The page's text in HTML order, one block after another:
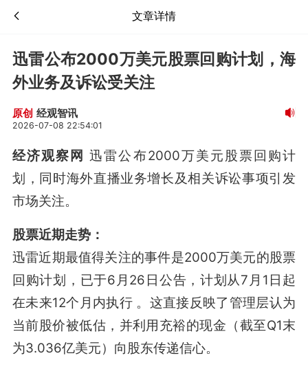
文章详情
迅雷公布2000万美元股票回购计划，海
外业务及诉讼受关注
原创 经观智讯
2026-07-08 22:54:01
经济观察网 迅雷公布2000万美元股票回购计
划，同时海外直播业务增长及相关诉讼事项引发
市场关注。
股票近期走势：
迅雷近期最值得关注的事件是2000万美元的股票
回购计划，已于6月26日公告，计划从7月1日起
在未来12个月内执行 。这直接反映了管理层认为
当前股价被低估，并利用充裕的现金（截至Q1末
为3.036亿美元）向股东传递信心。